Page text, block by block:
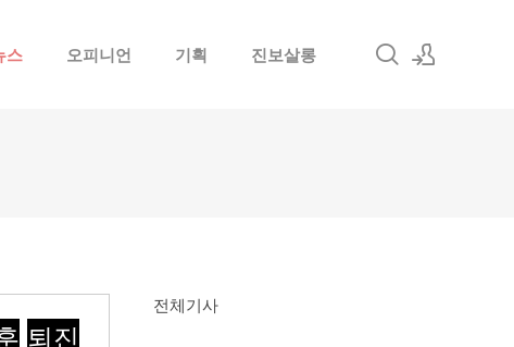
스 오피니언 기획 진보살롱
전체기사
퇴진